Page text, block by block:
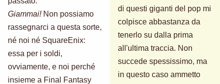
Giammai!Non possiamo
rassegnarci a questa sorte,
né noi né SquareEnix:
essa per i soldi,
ovviamente, e noi perché
insieme a Final Fantasy
di questi giganti del pop mi
colpisce abbastanza da
tenerlo su dalla prima
all'ultima traccia. Non
succede spessissimo, ma
in questo caso ammetto